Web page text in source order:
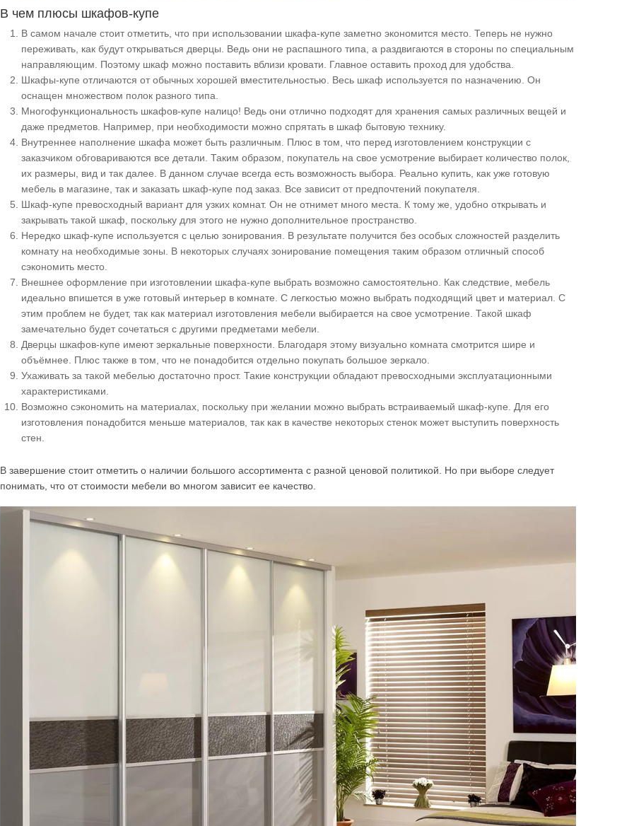
В чем плюсы шкафов-купе
В самом начале стоит отметить, что при использовании шкафа-купе заметно экономится место. Теперь не нужно
переживать, как будут открываться дверцы. Ведь они не распашного типа, а раздвигаются в стороны по специальным
направляющим. Поэтому шкаф можно поставить вблизи кровати. Главное оставить проход для удобства.
Шкафы-купе отличаются от обычных хорошей вместительностью. Весь шкаф используется по назначению. Он
оснащен множеством полок разного типа.
Многофункциональность шкафов-купе налицо! Ведь они отлично подходят для хранения самых различных вещей и
даже предметов. Например, при необходимости можно спрятать в шкаф бытовую технику.
Внутреннее наполнение шкафа может быть различным. Плюс в том, что перед изготовлением конструкции с
заказчиком обговариваются все детали. Таким образом, покупатель на свое усмотрение выбирает количество полок,
их размеры, вид и так далее. В данном случае всегда есть возможность выбора. Реально купить, как уже готовую
мебель в магазине, так и заказать шкаф-купе под заказ. Все зависит от предпочтений покупателя.
Шкаф-купе превосходный вариант для узких комнат. Он не отнимет много места. К тому же, удобно открывать и
закрывать такой шкаф, поскольку для этого не нужно дополнительное пространство.
Нередко шкаф-купе используется с целью зонирования. В результате получится без особых сложностей разделить
комнату на необходимые зоны. В некоторых случаях зонирование помещения таким образом отличный способ
сэкономить место.
Внешнее оформление при изготовлении шкафа-купе выбрать возможно самостоятельно. Как следствие, мебель
идеально впишется в уже готовый интерьер в комнате. С легкостью можно выбрать подходящий цвет и материал. С
этим проблем не будет, так как материал изготовления мебели выбирается на свое усмотрение. Такой шкаф
замечательно будет сочетаться с другими предметами мебели.
Дверцы шкафов-купе имеют зеркальные поверхности. Благодаря этому визуально комната смотрится шире и
объёмнее. Плюс также в том, что не понадобится отдельно покупать большое зеркало.
Ухаживать за такой мебелью достаточно прост. Такие конструкции обладают превосходными эксплуатационными
характеристиками.
Возможно сэкономить на материалах, поскольку при желании можно выбрать встраиваемый шкаф-купе. Для его
изготовления понадобится меньше материалов, так как в качестве некоторых стенок может выступить поверхность
стен.
В завершение стоит отметить о наличии большого ассортимента с разной ценовой политикой. Но при выборе следует
понимать, что от стоимости мебели во многом зависит ее качество.